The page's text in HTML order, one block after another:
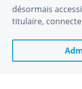
désormais
titulaire,